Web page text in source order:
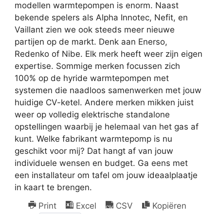
modellen warmtepompen is enorm. Naast
bekende spelers als Alpha Innotec, Nefit, en
Vaillant zien we ook steeds meer nieuwe
partijen op de markt. Denk aan Enerso,
Redenko of Nibe. Elk merk heeft weer zijn eigen
expertise. Sommige merken focussen zich
100% op de hyride warmtepompen met
systemen die naadloos samenwerken met jouw
huidige CV-ketel. Andere merken mikken juist
weer op volledig elektrische standalone
opstellingen waarbij je helemaal van het gas af
kunt. Welke fabrikant warmtepomp is nu
geschikt voor mij? Dat hangt af van jouw
individuele wensen en budget. Ga eens met
een installateur om tafel om jouw ideaalplaatje
in kaart te brengen.
Print
Excel CSV
Kopiëren